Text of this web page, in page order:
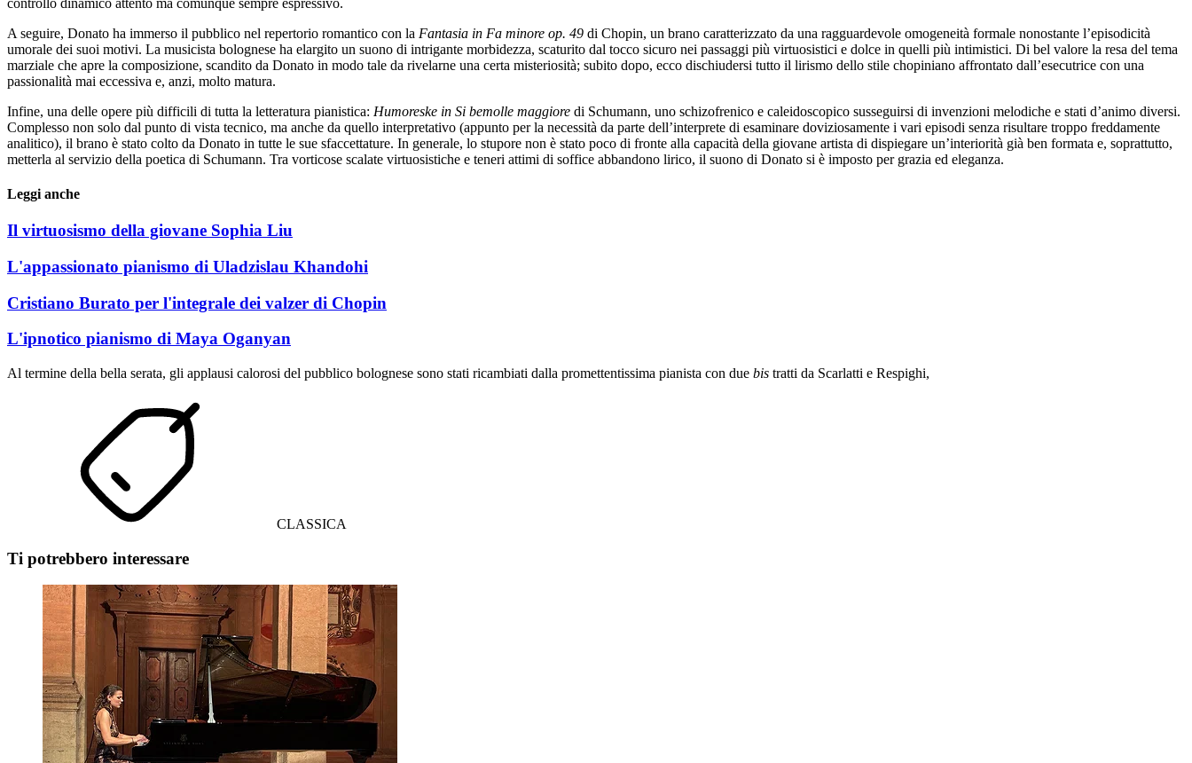
A seguire, Donato ha immerso il pubblico nel repertorio romantico con la Fantasia in Fa minore op. 49 di Chopin, un brano caratterizzato da una ragguardevole omogeneità formale nonostante l’episodicità
umorale dei suoi motivi. La musicista bolognese ha elargito un suono di intrigante morbidezza, scaturito dal tocco sicuro nei passaggi più virtuosistici e dolce in quelli più intimistici. Di bel valore la resa del tema
marziale che apre la composizione, scandito da Donato in modo tale da rivelarne una certa misteriosità; subito dopo, ecco dischiudersi tutto il lirismo dello stile chopiniano affrontato dall’esecutrice con una
passionalità mai eccessiva e, anzi, molto matura.
Infine, una delle opere più difficili di tutta la letteratura pianistica: Humoreske in Si bemolle maggiore di Schumann, uno schizofrenico e caleidoscopico susseguirsi di invenzioni melodiche e stati d’animo diversi.
Complesso non solo dal punto di vista tecnico, ma anche da quello interpretativo (appunto per la necessità da parte dell’interprete di esaminare doviziosamente i vari episodi senza risultare troppo freddamente
analitico), il brano è stato colto da Donato in tutte le sue sfaccettature. In generale, lo stupore non è stato poco di fronte alla capacità della giovane artista di dispiegare un’interiorità già ben formata e, soprattutto,
metterla al servizio della poetica di Schumann. Tra vorticose scalate virtuosistiche e teneri attimi di soffice abbandono lirico, il suono di Donato si è imposto per grazia ed eleganza.
Leggi anche
Il virtuosismo della giovane Sophia Liu
L'appassionato pianismo di Uladzislau Khandohi
Cristiano Burato per l'integrale dei valzer di Chopin
L'ipnotico pianismo di Maya Oganyan
Al termine della bella serata, gli applausi calorosi del pubblico bolognese sono stati ricambiati dalla promettentissima pianista con due bis tratti da Scarlatti e Respighi,
CLASSICA
Ti potrebbero interessare